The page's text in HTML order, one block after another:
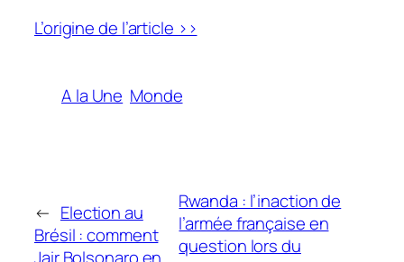
L’origine de l’article >>
A la Une Monde
← Election au
Brésil : comment
Rwanda : l’inaction de
l’armée française en
question lors du